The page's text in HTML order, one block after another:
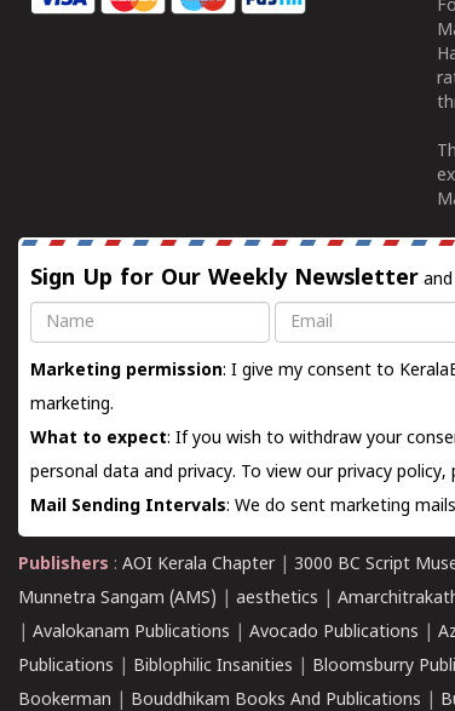
Sign Up for Our Weekly Newsletter
Name
Email
Marketing permission: I give my consent to
marketing.
What to expect: If you wish to withdraw your
personal data and privacy. To view our privacy policy,
Mail Sending Intervals: We do sent marketing
Publishers : AOI Kerala Chapter| 3000 BC Script
Munnetra Sangam (AMS)
aesthetics
Avalokanam Publications Avocado Publications
Publications
Biblophilic Insanities Bloomsburry
Bookerman
Bouddhikam Books And Publications